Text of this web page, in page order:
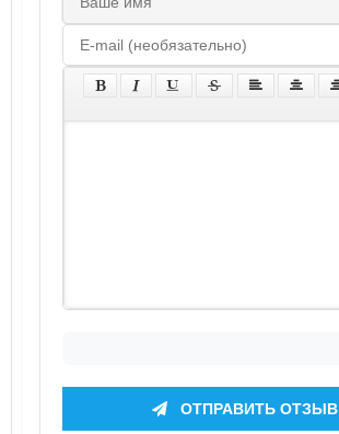
ОТПРАВИТЬ ОТЗЫВ